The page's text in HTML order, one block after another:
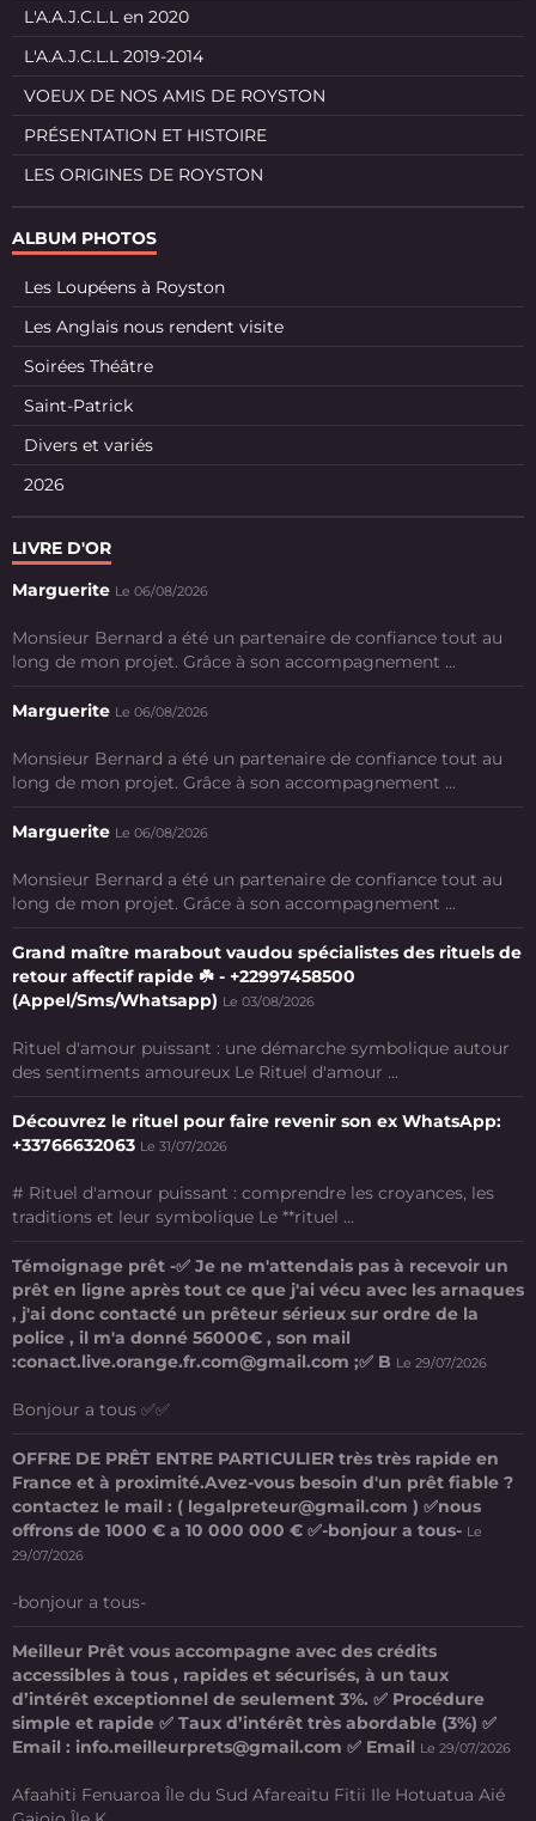
L'A.A.J.C.L.L en 2020
L'A.A.J.C.L.L 2019-2014
VOEUX DE NOS AMIS DE ROYSTON
PRÉSENTATION ET HISTOIRE
LES ORIGINES DE ROYSTON
ALBUM PHOTOS
Les Loupéens à Royston
Les Anglais nous rendent visite
Soirées Théâtre
Saint-Patrick
Divers et variés
2026
LIVRE D'OR
Marguerite Le 06/08/2026
Monsieur Bernard a été un partenaire de confiance tout au
long de mon projet. Grâce à son accompagnement ...
Marguerite Le 06/08/2026
Monsieur Bernard a été un partenaire de confiance tout au
long de mon projet. Grâce à son accompagnement ...
Marguerite Le 06/08/2026
Monsieur Bernard a été un partenaire de confiance tout au
long de mon projet. Grâce à son accompagnement ...
Grand maître marabout vaudou spécialistes des rituels de
retour affectif rapide ☘️ - +22997458500
(Appel/Sms/Whatsapp) Le 03/08/2026
Rituel d'amour puissant : une démarche symbolique autour
des sentiments amoureux Le Rituel d'amour ...
Découvrez le rituel pour faire revenir son ex WhatsApp:
+33766632063 Le 31/07/2026
# Rituel d'amour puissant : comprendre les croyances, les
traditions et leur symbolique Le **rituel ...
Témoignage prêt -✅ Je ne m'attendais pas à recevoir un
prêt en ligne après tout ce que j'ai vécu avec les arnaques
, j'ai donc contacté un prêteur sérieux sur ordre de la
police , il m'a donné 56000€ , son mail
:conact.live.orange.fr.com@gmail.com ;✅ B Le 29/07/2026
Bonjour a tous ✅✅
OFFRE DE PRÊT ENTRE PARTICULIER très très rapide en
France et à proximité.Avez-vous besoin d'un prêt fiable ?
contactez le mail : ( legalpreteur@gmail.com ) ✅nous
offrons de 1000 € a 10 000 000 € ✅-bonjour a tous- Le
29/07/2026
-bonjour a tous-
Meilleur Prêt vous accompagne avec des crédits
accessibles à tous , rapides et sécurisés, à un taux
d’intérêt exceptionnel de seulement 3%. ✅ Procédure
simple et rapide ✅ Taux d’intérêt très abordable (3%) ✅
Email : info.meilleurprets@gmail.com ✅ Email Le 29/07/2026
Afaahiti Fenuaroa Île du Sud Afareaitu Fitii Ile Hotuatua Aié